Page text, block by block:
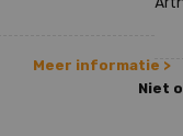
Meer informatie >
Niet